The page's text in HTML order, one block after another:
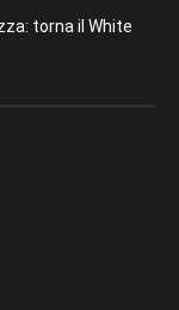
torna il White